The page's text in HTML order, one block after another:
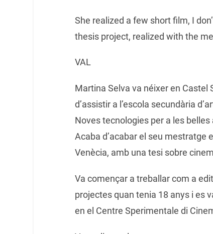
She realized a few short film, I
thesis project, realized with the
VAL
Martina Selva va néixer en Castel
d’assistir a l’escola secundària
Noves tecnologies per a les belles
Acaba d’acabar el seu mestratge
Venècia, amb una tesi sobre
Va començar a treballar com a
projectes quan tenia 18 anys i es
en el Centre Sperimentale di